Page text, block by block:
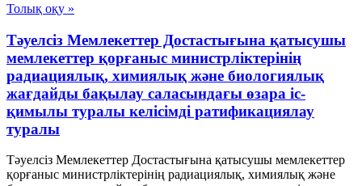
Толық оқу »
Тәуелсіз Мемлекеттер Достастығына қатысушы
мемлекеттер қорғаныс министрліктерінің
радиациялық, химиялық және биологиялық
жағдайды бақылау саласындағы өзара іс-
қимылы туралы келісімді ратификациялау
туралы
Тәуелсіз Мемлекеттер Достастығына қатысушы мемлекеттер
қорғаныс министрліктерінің радиациялық, химиялық және